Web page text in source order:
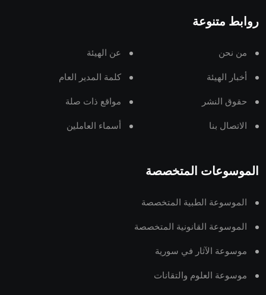
روابط متنوعة
من نحن عن الهيئة
أخبار الهيئة كلمة المدير العام
حقوق النشر مواقع ذات صلة
الاتصال بنا أسماء العاملين
الموسوعات المتخصصة
الموسوعة الطبية المتخصصة
الموسوعة القانونية المتخصصة
موسوعة الآثار في سورية
موسوعة العلوم والتقانات